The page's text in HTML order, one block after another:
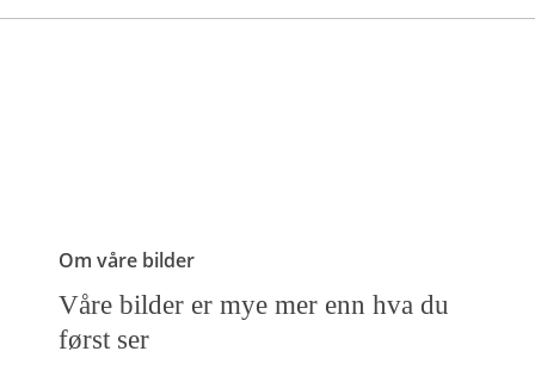
Om våre bilder
Våre bilder er mye mer enn hva du
først ser